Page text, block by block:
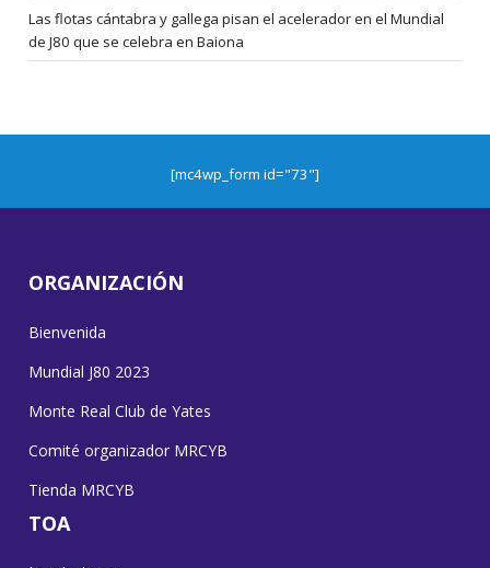
Las flotas cántabra y gallega pisan el acelerador en el Mundial
de J80 que se celebra en Baiona
[mc4wp_form id="73"]
ORGANIZACIÓN
Bienvenida
Mundial J80 2023
Monte Real Club de Yates
Comité organizador MRCYB
Tienda MRCYB
TOA